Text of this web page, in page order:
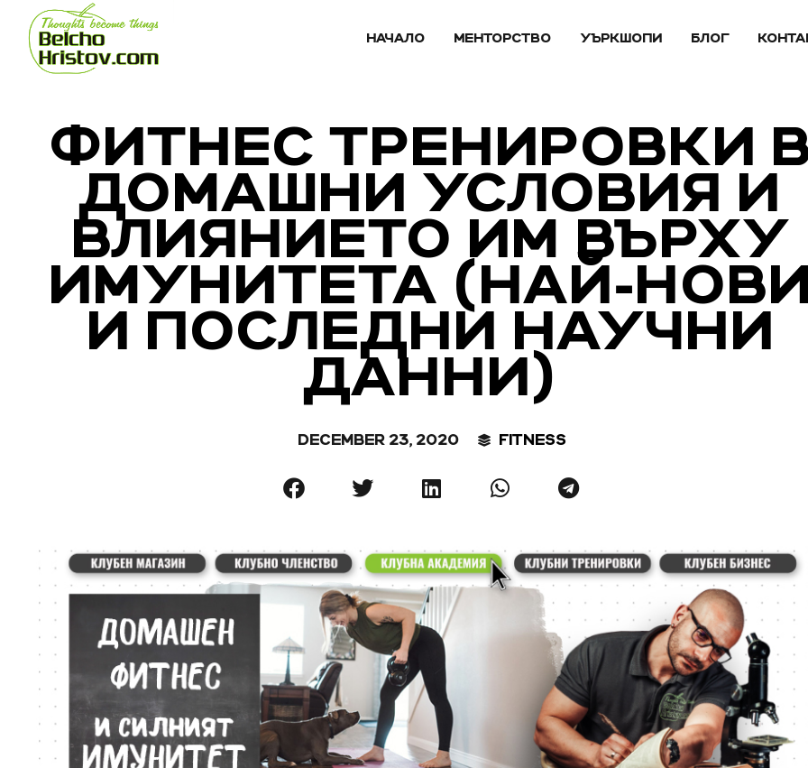
НАЧАЛО МЕНТОРСТВО УЪРКШОПИ БЛОГ
ФИТНЕС ТРЕНИРОВКИ
ДОМАШНИ УСЛОВИЯ И
ВЛИЯНИЕТО ИМ ВЪРХУ
ИМУНИТЕТА (НАЙ-НОВИ
И ПОСЛЕДНИ НАУЧНИ
ДАННИ)
DECEMBER 23, 2020 FITNESS